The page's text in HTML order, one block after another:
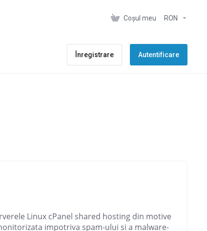
Coșul meu RON
Înregistrare Autentificare
Linux cPanel shared hosting din motive
impotriva spam-ului si a malware-